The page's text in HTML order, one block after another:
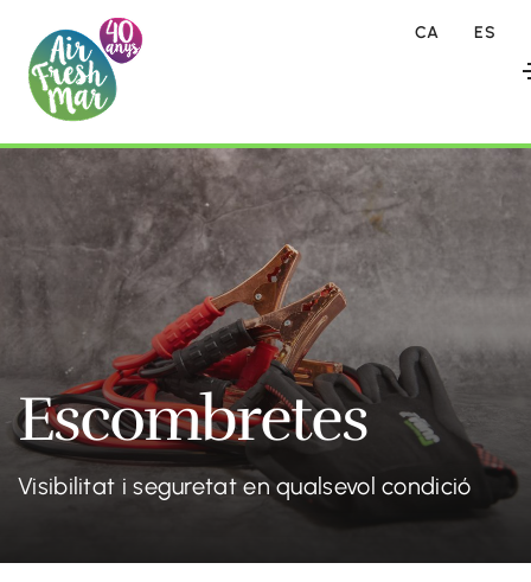
CA ES
Escombretes
Visibilitat i seguretat en qualsevol condició